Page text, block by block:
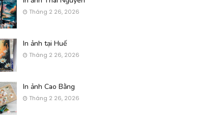
Tháng 2 26, 2026
In ảnh tại Huế
Tháng 2 26, 2026
In ảnh Cao Bằng
Tháng 2 26, 2026